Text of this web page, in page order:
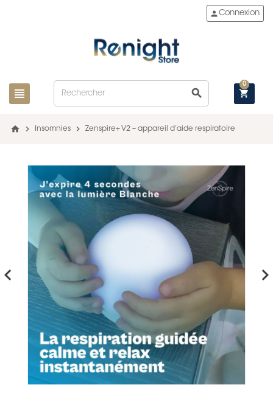
view_headline search
personConnexion
shopping_cart
0
home chevron_right Insomnies chevron_right Zenspire+ V2 – appareil d’aide respiratoire